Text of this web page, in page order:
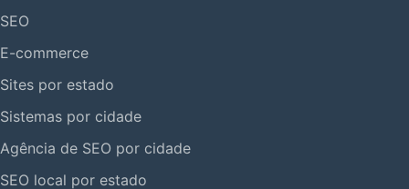
SEO
E-commerce
Sites por estado
Sistemas por cidade
Agência de SEO por cidade
SEO local por estado